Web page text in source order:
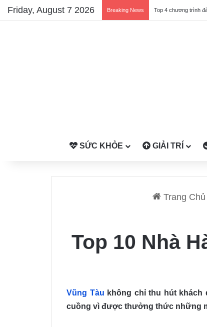
Friday, August 7 2026 Breaking News Top 4 chương trình
SỨC KHỎE GIẢI TRÍ
Trang Chủ
Top 10 Nhà
Vũng Tàu không chỉ thu hút
cuồng vì được thưởng thức những